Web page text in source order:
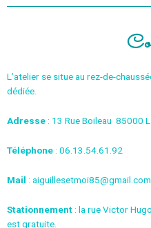
L’atelier se situe au rez-de-
dédiée.
Adresse : 13 Rue Boileau 85000
Téléphone : 06.13.54.61.92
Mail : aiguillesetmoi85@gmail.com
Stationnement : la rue Victor
est gratuite.